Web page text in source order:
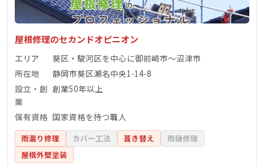
屋根修理のセカンドオピニオン
エリア
葵区・駿河区を中心に御前崎市〜沼津市
所在地
静岡市葵区瀬名中央1-14-8
設立・創
業
創業50年以上
保有資格 国家資格を持つ職人
雨漏り修理 カバー工法 葺き替え
雨樋修理
屋根外壁塗装